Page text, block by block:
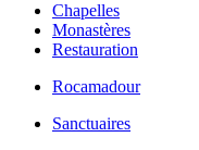
Chapelles
Monastères
Restauration
Rocamadour
Sanctuaires